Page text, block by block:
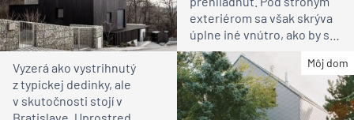
exteriérom sa však skrýva
úplne iné vnútro, ako by ste
čakali
Môj dom
Vyzerá ako vystrihnutý
z typickej dedinky, ale
v skutočnosti stojí v